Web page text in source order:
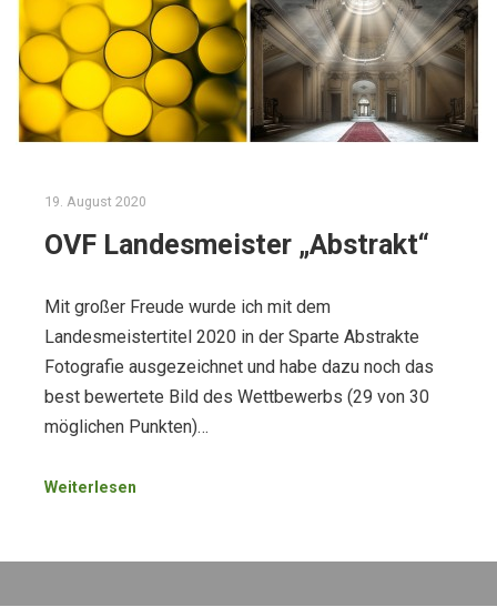
19. August 2020
OVF Landesmeister „Abstrakt“
Mit großer Freude wurde ich mit dem
Landesmeistertitel 2020 in der Sparte Abstrakte
Fotografie ausgezeichnet und habe dazu noch das
best bewertete Bild des Wettbewerbs (29 von 30
möglichen Punkten)…
Weiterlesen